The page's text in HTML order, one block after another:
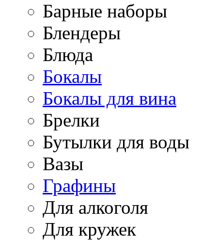
Барные наборы
Блендеры
Блюда
Бокалы
Бокалы для вина
Брелки
Бутылки для воды
Вазы
Графины
Для алкоголя
Для кружек